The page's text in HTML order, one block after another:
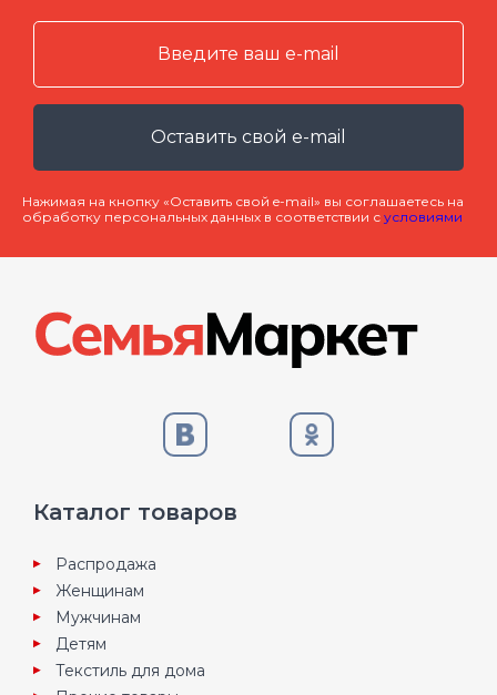
Оставить свой e-mail
Нажимая на кнопку «Оставить свой e-mail» вы соглашаетесь на
обработку персональных данных в соответствии с условиями
Каталог товаров
Распродажа
Женщинам
Мужчинам
Детям
Текстиль для дома